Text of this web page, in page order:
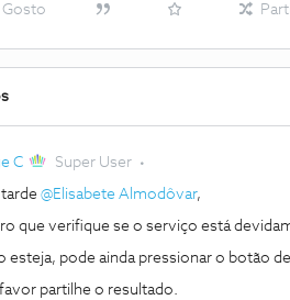
Gosto
C Super User
tarde @Elisabete Almodôvar,
que verifique se o serviço está
esteja, pode ainda pressionar o botão
partilhe o resultado.